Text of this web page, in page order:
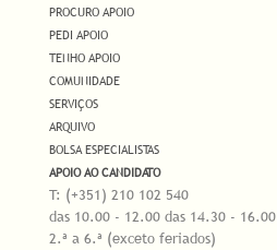
PROCURO APOIO
PEDI APOIO
TENHO APOIO
COMUNIDADE
SERVIÇOS
ARQUIVO
BOLSA ESPECIALISTAS
APOIO AO CANDIDATO
T: (+351) 210 102 540
das 10.00 - 12.00 das 14.30 - 16.00
2.ª a 6.ª (exceto feriados)